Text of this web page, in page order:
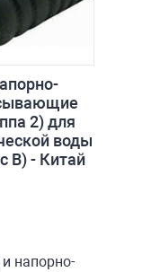
2) для
воды
В) - Китай
напорно-